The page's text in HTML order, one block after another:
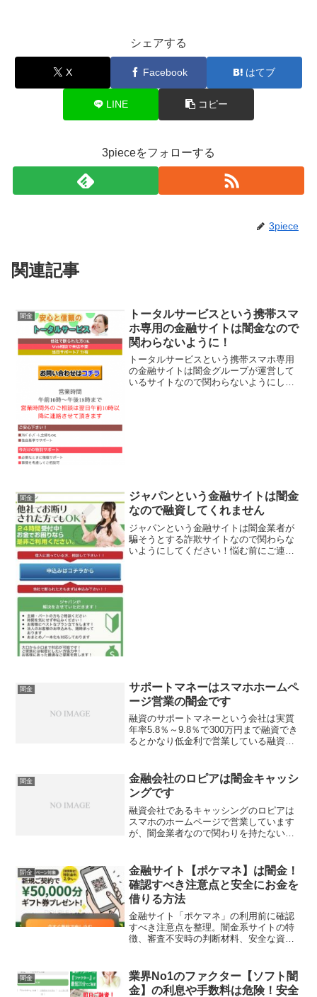
シェアする
X Facebook はてブ
LINE コピー
3pieceをフォローする
3piece
関連記事
闇金
トータルサービスという携帯スマ
ホ専用の金融サイトは闇金なので
関わらないように！
トータルサービスという携帯スマホ専用
の金融サイトは闇金グループが運営して
いるサイトなので関わらないようにして
闇金
ジャパンという金融サイトは闇金
なので融資してくれません
ジャパンという金融サイトは闇金業者が
騙そうとする詐欺サイトなので関わらな
いようにしてください！悩む前にご連絡
闇金
サポートマネーはスマホホームペ
ージ営業の闇金です
融資のサポートマネーという会社は実質
年率5.8％～9.8％で300万円まで融資でき
るとかなり低金利で営業している融資会
金利で大金を融資してくれません。違法
な金利で、しか...
闇金
金融会社のロピアは闇金キャッシ
ングです
融資会社であるキャッシングのロピアは
スマホのホームページで営業しています
が、闇金業者なので関わりを持たないよ
らクイックローンなど様々な商品を低金
利で融資すると記載されて...
闇金
金融サイト【ポケマネ】は闇金！
確認すべき注意点と安全にお金を
借りる方法
金融サイト「ポケマネ」の利用前に確認
すべき注意点を整理。闇金系サイトの特
徴、審査不安時の判断材料、安全な資金
闇金
業界No1のファクター【ソフト闇
金】の利息や手数料は危険！安全